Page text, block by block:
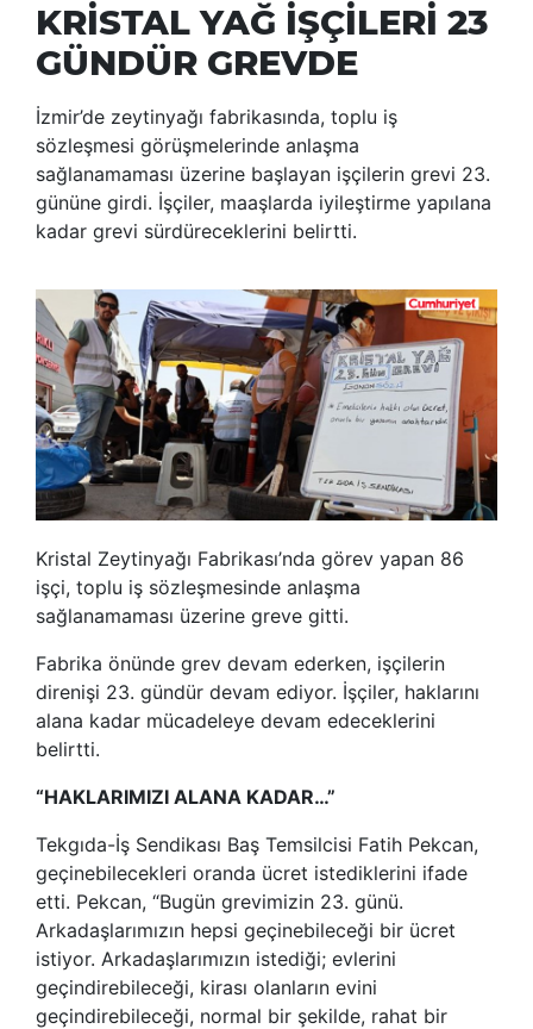
KRİSTAL YAĞ İŞÇİLERİ 23
GÜNDÜR GREVDE
İzmir’de zeytinyağı fabrikasında, toplu iş
sözleşmesi görüşmelerinde anlaşma
sağlanamaması üzerine başlayan işçilerin grevi 23.
gününe girdi. İşçiler, maaşlarda iyileştirme yapılana
kadar grevi sürdüreceklerini belirtti.
Kristal Zeytinyağı Fabrikası’nda görev yapan 86
işçi, toplu iş sözleşmesinde anlaşma
sağlanamaması üzerine greve gitti.
Fabrika önünde grev devam ederken, işçilerin
direnişi 23. gündür devam ediyor. İşçiler, haklarını
alana kadar mücadeleye devam edeceklerini
belirtti.
“HAKLARIMIZI ALANA KADAR…”
Tekgıda-İş Sendikası Baş Temsilcisi Fatih Pekcan,
geçinebilecekleri oranda ücret istediklerini ifade
etti. Pekcan, “Bugün grevimizin 23. günü.
Arkadaşlarımızın hepsi geçinebileceği bir ücret
istiyor. Arkadaşlarımızın istediği; evlerini
geçindirebileceği, kirası olanların evini
geçindirebileceği, normal bir şekilde, rahat bir